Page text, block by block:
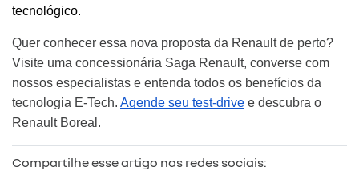
tecnológico.
Quer conhecer essa nova proposta da Renault de perto?
Visite uma concessionária Saga Renault, converse com
nossos especialistas e entenda todos os benefícios da
tecnologia E-Tech. Agende seu test-drive e descubra o
Renault Boreal.
Compartilhe esse artigo nas redes sociais: